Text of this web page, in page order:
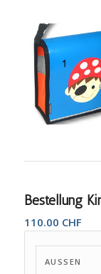
Bestellung
110.00 CHF
AUSSEN